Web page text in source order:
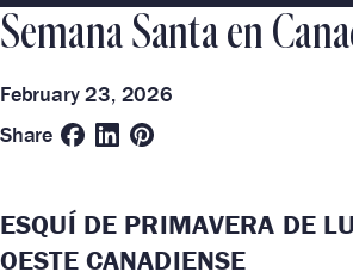
Semana Santa en
February 23, 2026
Share
ESQUÍ DE PRIMAVERA DE
OESTE CANADIENSE